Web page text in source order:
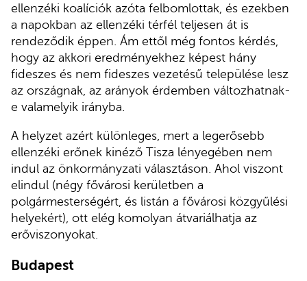
ellenzéki koalíciók azóta felbomlottak, és ezekben
a napokban az ellenzéki térfél teljesen át is
rendeződik éppen. Ám ettől még fontos kérdés,
hogy az akkori eredményekhez képest hány
fideszes és nem fideszes vezetésű települése lesz
az országnak, az arányok érdemben változhatnak-
e valamelyik irányba.
A helyzet azért különleges, mert a legerősebb
ellenzéki erőnek kinéző Tisza lényegében nem
indul az önkormányzati választáson. Ahol viszont
elindul (négy fővárosi kerületben a
polgármesterségért, és listán a fővárosi közgyűlési
helyekért), ott elég komolyan átvariálhatja az
erőviszonyokat.
Budapest